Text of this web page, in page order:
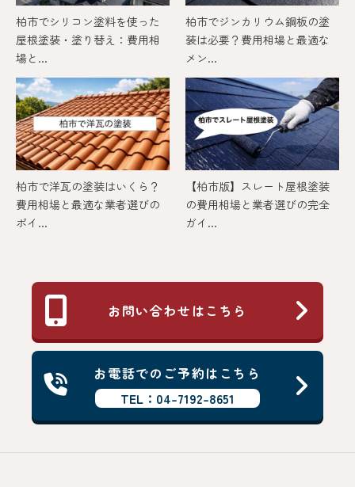
柏市でシリコン塗料を使った
屋根塗装・塗り替え：費用相
場と...
柏市でジンカリウム鋼板の塗
装は必要？費用相場と最適な
メン...
柏市で洋瓦の塗装はいくら？
費用相場と最適な業者選びの
ポイ...
【柏市版】スレート屋根塗装
の費用相場と業者選びの完全
ガイ...
お問い合わせはこちら
お電話でのご予約はこちら
TEL：04-7192-8651